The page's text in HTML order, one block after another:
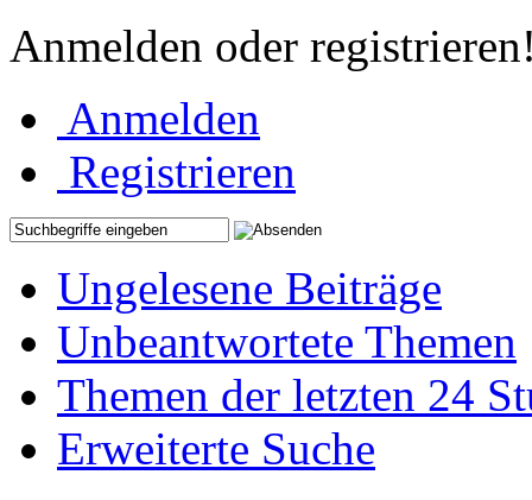
Anmelden oder
Anmelden
Registrieren
Ungelesene Beiträge
Unbeantwortete Themen
Themen der letzten 24
Erweiterte Suche